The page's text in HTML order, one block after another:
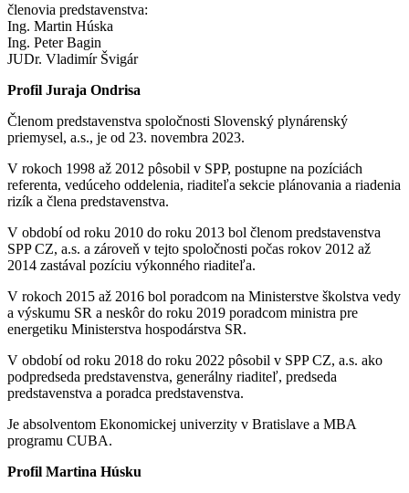
členovia predstavenstva:
Ing. Martin Húska
Ing. Peter Bagin
JUDr. Vladimír Švigár
Profil Juraja Ondrisa
Členom predstavenstva spoločnosti Slovenský plynárenský
priemysel, a.s., je od 23. novembra 2023.
V rokoch 1998 až 2012 pôsobil v SPP, postupne na pozíciách
referenta, vedúceho oddelenia, riaditeľa sekcie plánovania a riadenia
rizík a člena predstavenstva.
V období od roku 2010 do roku 2013 bol členom predstavenstva
SPP CZ, a.s. a zároveň v tejto spoločnosti počas rokov 2012 až
2014 zastával pozíciu výkonného riaditeľa.
V rokoch 2015 až 2016 bol poradcom na Ministerstve školstva vedy
a výskumu SR a neskôr do roku 2019 poradcom ministra pre
energetiku Ministerstva hospodárstva SR.
V období od roku 2018 do roku 2022 pôsobil v SPP CZ, a.s. ako
podpredseda predstavenstva, generálny riaditeľ, predseda
predstavenstva a poradca predstavenstva.
Je absolventom Ekonomickej univerzity v Bratislave a MBA
programu CUBA.
Profil Martina Húsku